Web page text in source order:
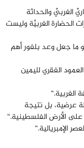
الغربيِّ والحداثة
الحضارة الغربيَّة وليست
ما جعل وعد بلفور أهم
الفقري لليمين
عرضية، بل نتيجة
الأرض الفلسطينية.“
الإمبريالية.“